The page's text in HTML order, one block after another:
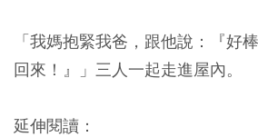
「我媽抱緊我爸，跟他說：『好
回來！』」三人一起走進屋內。
延伸閱讀：